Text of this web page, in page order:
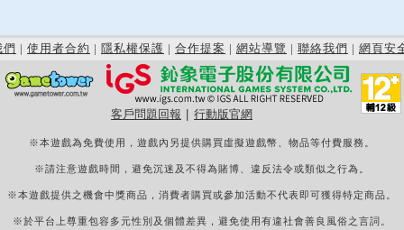
們 | 使用者合約 | 隱私權保護 | 合作提案 | 網站導覽 | 聯絡我們 | 網頁安
客戶問題回報 行動版官網
※本遊戲為免費使用，遊戲內另提供購買虛擬遊戲幣、物品等付費服務。
※請注意遊戲時間，避免沉迷及不得為賭博、違反法令或類似之行為。
※本遊戲提供之機會中獎商品，消費者購買或參加活動不代表即可獲得特定商品。
※於平台上尊重包容多元性別及個體差異，避免使用有違社會善良風俗之言詞。